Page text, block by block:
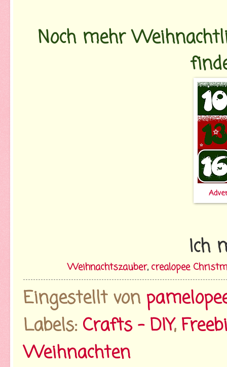
Noch mehr
Ich
Weihnachtszauber, crealopee
Eingestellt von
Labels: Crafts - DIY,
Weihnachten